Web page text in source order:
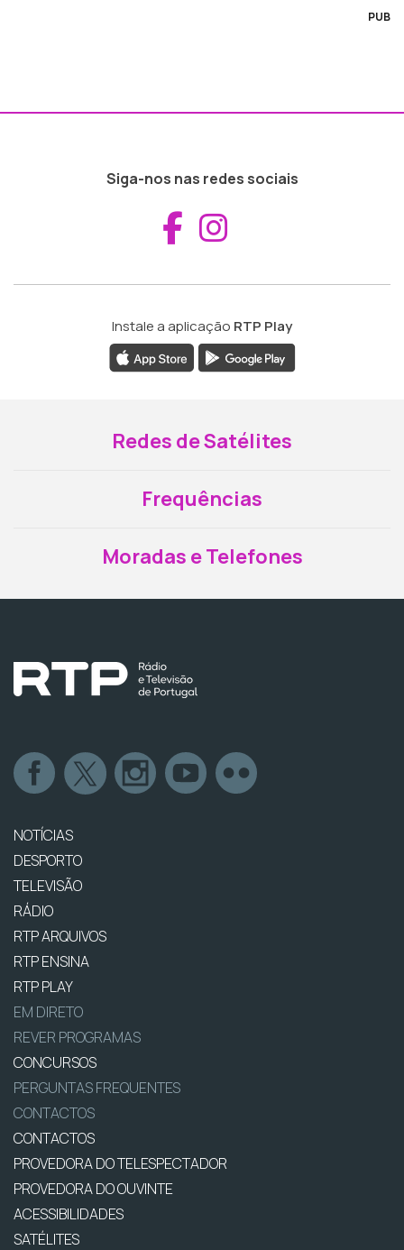
PUB
Siga-nos nas redes sociais
Aceder ao
Instale a aplicação RTP Play
Redes de Satélites
Frequências
Moradas e Telefones
NOTÍCIAS
DESPORTO
TELEVISÃO
RÁDIO
RTP ARQUIVOS
RTP ENSINA
RTP PLAY
EM DIRETO
REVER PROGRAMAS
CONCURSOS
PERGUNTAS FREQUENTES
CONTACTOS
CONTACTOS
PROVEDORA DO TELESPECTADOR
PROVEDORA DO OUVINTE
ACESSIBILIDADES
SATÉLITES